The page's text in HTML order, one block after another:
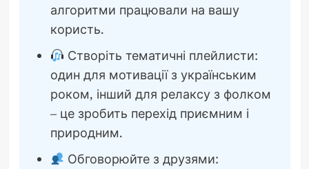
алгоритми працювали на вашу
користь.
Створіть тематичні плейлисти:
один для мотивації з українським
роком, інший для релаксу з фолком
– це зробить перехід приємним і
природним.
Обговорюйте з друзями: